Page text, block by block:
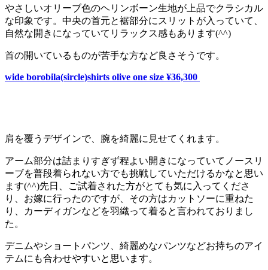
やさしいオリーブ色のヘリンボーン生地が上品でクラシカル
な印象です。中央の首元と裾部分にスリットが入っていて、
自然な開きになっていてリラックス感もあります(^^)
首の開いているものが苦手な方など良さそうです。
wide borobila(sircle)shirts olive one size ¥36,300
肩を覆うデザインで、腕を綺麗に見せてくれます。
アーム部分は詰まりすぎず程よい開きになっていてノースリ
ーブを普段着られない方でも挑戦していただけるかなと思い
ます(^^)先日、ご試着された方がとても気に入ってくださ
り、お嫁に行ったのですが、その方はカットソーに重ねた
り、カーディガンなどを羽織って着ると言われておりまし
た。
デニムやショートパンツ、綺麗めなパンツなどお持ちのアイ
テムにも合わせやすいと思います。